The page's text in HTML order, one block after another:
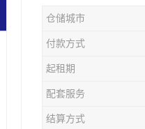
仓储城市
付款方式
起租期
配套服务
结算方式